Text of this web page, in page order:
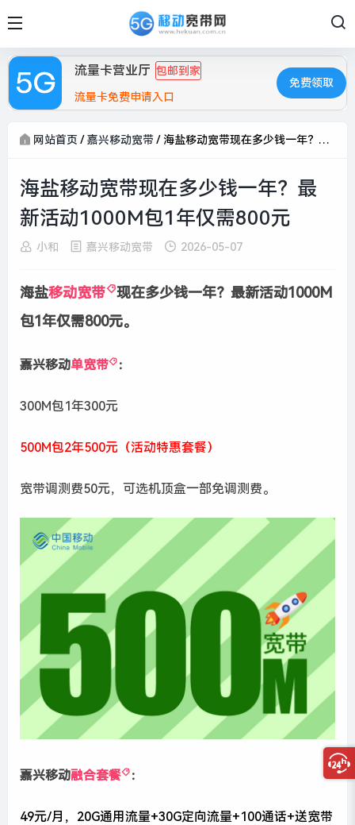
流量卡营业厅 包邮到家
流量卡免费申请入口
免费领取
网站首页 /嘉兴移动宽带/ 海盐移动宽带现在多少钱一年？最新活动1000M包1年仅需800元
海盐移动宽带现在多少钱一年？最
新活动1000M包1年仅需800元
小和 嘉兴移动宽带 2026-05-07
海盐移动宽带
现在多少钱一年？最新活动1000M
包1年仅需800元。
嘉兴移动单宽带 ：
300M包1年300元
500M包2年500元（活动特惠套餐）
宽带调测费50元，可选机顶盒一部免调测费。
嘉兴移动融合套餐 ：
49元/月，20G通用流量+30G定向流量+100通话+送宽带